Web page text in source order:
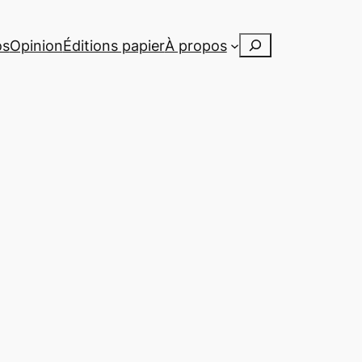
OpinionÉditions papierÀ propos Rechercher